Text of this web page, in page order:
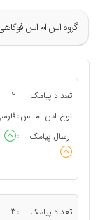
گروه اس ام اس
تعداد پیامک :
2
نوع اس ام اس :
ارسال پیامک
:
تعداد پیامک :
3